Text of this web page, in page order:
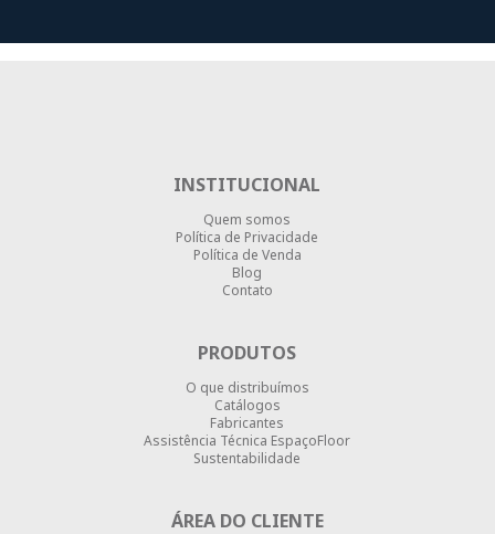
INSTITUCIONAL
Quem somos
Política de Privacidade
Política de Venda
Blog
Contato
PRODUTOS
O que distribuímos
Catálogos
Fabricantes
Assistência Técnica EspaçoFloor
Sustentabilidade
ÁREA DO CLIENTE